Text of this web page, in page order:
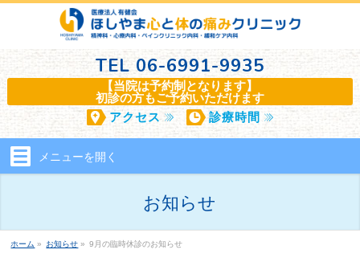
TEL 06-6991-9935
【当院は予約制となります】
初診の方もご予約いただけます
アクセス
診療時間
メニューを開く
お知らせ
ホーム » お知らせ » 9月の臨時休診のお知らせ